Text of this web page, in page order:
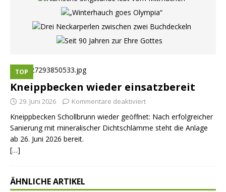
TOP
Kneippbecken wieder einsatzbereit
29. Juni 2026 Kommentare deaktiviert
Kneippbecken Schollbrunn wieder geöffnet: Nach erfolgreicher
Sanierung mit mineralischer Dichtschlämme steht die Anlage
ab 26. Juni 2026 bereit.
[…]
ÄHNLICHE ARTIKEL